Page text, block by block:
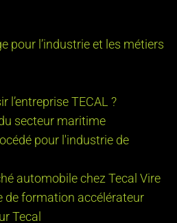
pour l’industrie et les métiers
l’entreprise TECAL ?
secteur maritime
pour l'industrie de
automobile chez Tecal Vire
de formation accélérateur
Tecal